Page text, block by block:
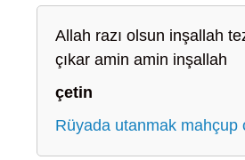
Allah razı olsun inşallah
çıkar amin amin inşallah
çetin
Rüyada utanmak mahçup